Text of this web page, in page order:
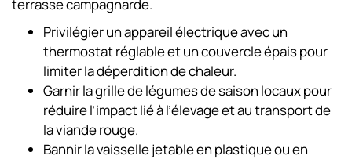
terrasse campagnarde.
Privilégier un appareil électrique avec un
thermostat réglable et un couvercle épais pour
limiter la déperdition de chaleur.
Garnir la grille de légumes de saison locaux pour
réduire l’impact lié à l’élevage et au transport de
la viande rouge.
Bannir la vaisselle jetable en plastique ou en